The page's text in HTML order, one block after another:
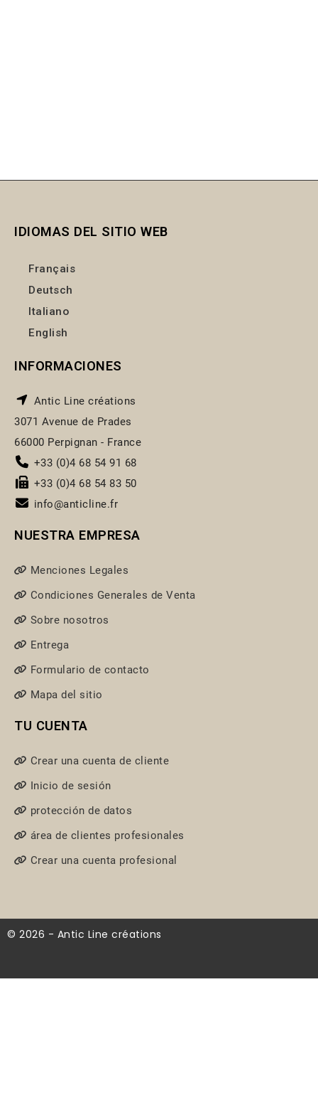
IDIOMAS DEL SITIO WEB
Français
Deutsch
Italiano
English
INFORMACIONES
Antic Line créations
3071 Avenue de Prades
66000 Perpignan - France
+33 (0)4 68 54 91 68
+33 (0)4 68 54 83 50
info@anticline.fr
NUESTRA EMPRESA
Menciones Legales
Condiciones Generales de Venta
Sobre nosotros
Entrega
Formulario de contacto
Mapa del sitio
TU CUENTA
Crear una cuenta de cliente
Inicio de sesión
protección de datos
área de clientes profesionales
Crear una cuenta profesional
© 2026 - Antic Line créations